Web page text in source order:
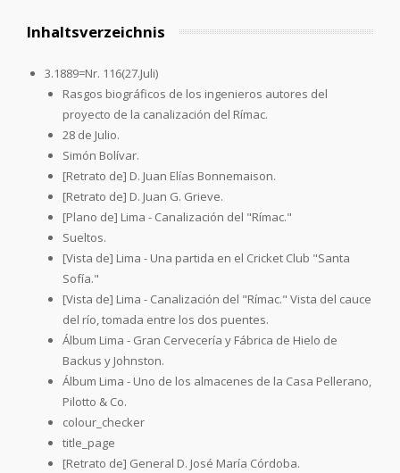
Inhaltsverzeichnis
3.1889=Nr. 116(27.Juli)
Rasgos biográficos de los ingenieros autores del
proyecto de la canalización del Rímac.
28 de Julio.
Simón Bolívar.
[Retrato de] D. Juan Elías Bonnemaison.
[Retrato de] D. Juan G. Grieve.
[Plano de] Lima - Canalización del "Rímac."
Sueltos.
[Vista de] Lima - Una partida en el Cricket Club "Santa
Sofía."
[Vista de] Lima - Canalización del "Rímac." Vista del cauce
del río, tomada entre los dos puentes.
Álbum Lima - Gran Cervecería y Fábrica de Hielo de
Backus y Johnston.
Álbum Lima - Uno de los almacenes de la Casa Pellerano,
Pilotto & Co.
colour_checker
title_page
[Retrato de] General D. José María Córdoba.